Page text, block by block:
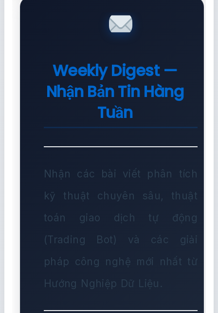
Weekly Digest —
Nhận Bản Tin Hàng
Tuần
Nhận các bài viết phân tích
kỹ thuật chuyên sâu, thuật
toán giao dịch tự động
(Trading Bot) và các giải
pháp công nghệ mới nhất từ
Hướng Nghiệp Dữ Liệu.